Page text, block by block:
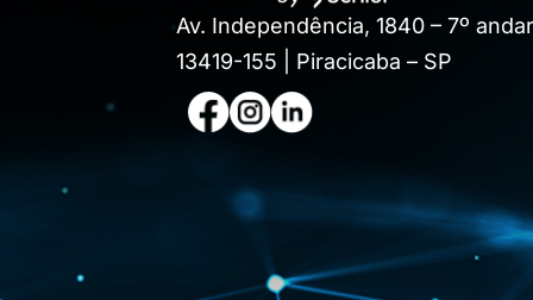
Av. Independência, 1840 – 7º
13419-155 | Piracicaba – SP